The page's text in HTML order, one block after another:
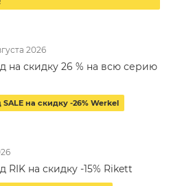
2026
на скидку 26 % на всю серию
на скидку -26% Werkel
RIK на скидку -15% Rikett